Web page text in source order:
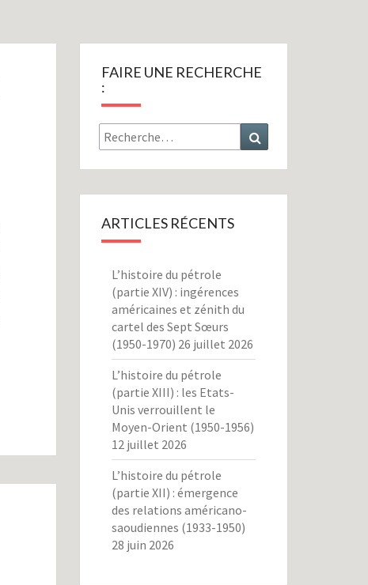
FAIRE UNE RECHERCHE
:
Rechercher :
ARTICLES RÉCENTS
L’histoire du pétrole
(partie XIV) : ingérences
américaines et zénith du
cartel des Sept Sœurs
(1950-1970) 26 juillet 2026
L’histoire du pétrole
(partie XIII) : les Etats-
Unis verrouillent le
Moyen-Orient (1950-1956)
12 juillet 2026
L’histoire du pétrole
(partie XII) : émergence
des relations américano-
saoudiennes (1933-1950)
28 juin 2026